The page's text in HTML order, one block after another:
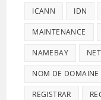
ICANN IDN
MAINTENANCE
NAMEBAY NET
NOM DE DOMAINE
REGISTRAR